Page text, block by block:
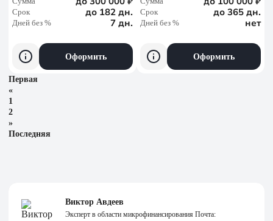
Срок до 182 дн.
Дней без % 7 дн.
Оформить
Срок до 365 дн.
Дней без % нет
Оформить
Первая
«
1
2
»
Последняя
Виктор Авдеев
Эксперт в области микрофинансирования Почта: